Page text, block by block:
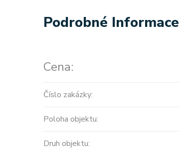
Podrobné Informace
Cena:
Číslo zakázky:
Poloha objektu:
Druh objektu: